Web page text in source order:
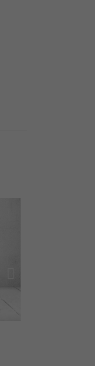
Collage